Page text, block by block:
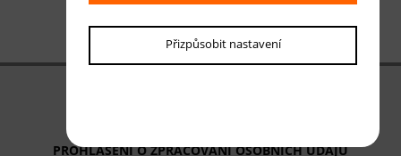
PROHLÁŠENÍ O ZPRACOVÁNÍ OSOBNÍCH ÚDAJŮ
Přizpůsobit nastavení